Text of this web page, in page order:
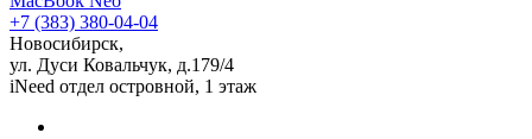
+7 (383) 380-04-04
Новосибирск,
ул. Дуси Ковальчук, д.179/4
iNeed отдел островной, 1 этаж